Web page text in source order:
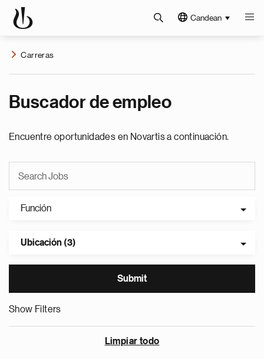
Candean
Carreras
Buscador de empleo
Encuentre oportunidades en Novartis a continuación.
Función
Ubicación (3)
Show Filters
Limpiar todo